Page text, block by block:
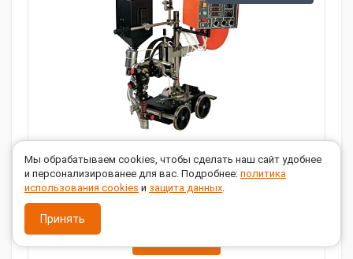
Сварочный автомат СЭЛМА АДФ-1000
Мы обрабатываем cookies, чтобы сделать наш сайт удобнее
и персонализированее для вас. Подробнее: политика
использования cookies и защита данных.
Принять